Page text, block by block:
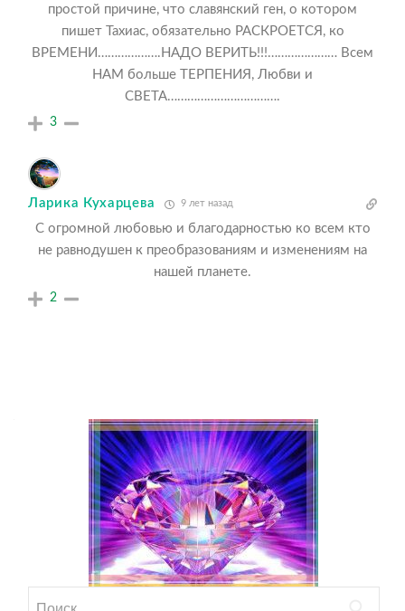
простой причине, что славянский ген, о котором
пишет Тахиас, обязательно РАСКРОЕТСЯ, ко
ВРЕМЕНИ……………….НАДО ВЕРИТЬ!!!………………… Всем
НАМ больше ТЕРПЕНИЯ, Любви и
СВЕТА…………………………….
3
Ларика Кухарцева 9 лет назад
С огромной любовью и благодарностью ко всем кто
не равнодушен к преобразованиям и изменениям на
нашей планете.
2